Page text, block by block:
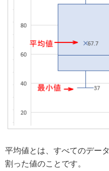
平均値とは、すべてのデー
割った値のことです。